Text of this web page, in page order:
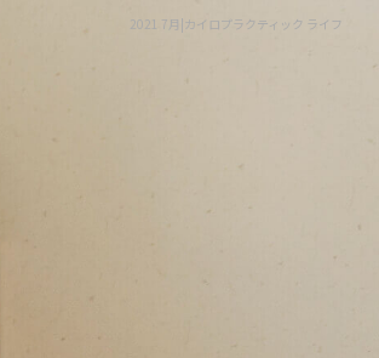
2021 7月|カイロプラクティック ライフ